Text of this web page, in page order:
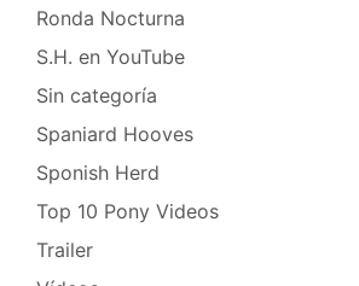
Ronda Nocturna
S.H. en YouTube
Sin categoría
Spaniard Hooves
Sponish Herd
Top 10 Pony Videos
Trailer